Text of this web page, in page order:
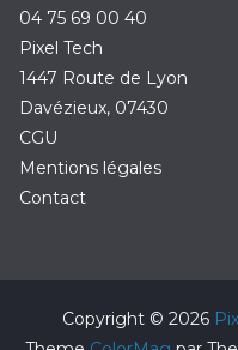
04 75 69 00 40
Pixel Tech
1447 Route de Lyon
Davézieux, 07430
CGU
Mentions légales
Contact
Copyright © 2026